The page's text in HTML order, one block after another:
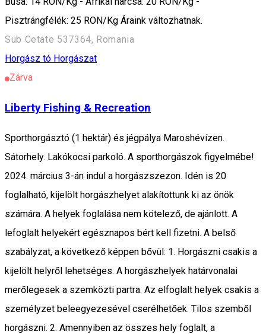
Pisztrángfélék: 25 RON/Kg Áraink változhatnak.
Sub Cetate 537364, Romania
Horgász tó Horgászat
Zárva
Liberty Fishing & Recreation
Sporthorgásztó (1 hektár) és jégpálya Maroshévízen.
Sátorhely. Lakókocsi parkoló. A sporthorgászok figyelmébe!
2024. március 3-án indul a horgászszezon. Idén is 20
foglalható, kijelölt horgászhelyet alakítottunk ki az önök
számára. A helyek foglalása nem kötelező, de ajánlott. A
lefoglalt helyekért egésznapos bért kell fizetni. A belső
szabályzat, a következő képpen bővül: 1. Horgászni csakis a
kijelölt helyről lehetséges. A horgászhelyek határvonalai
merőlegesek a szemközti partra. Az elfoglalt helyek csakis a
személyzet beleegyezesével cserélhetőek. Tilos szemből
horgászni. 2. Amennyiben az összes hely foglalt, a